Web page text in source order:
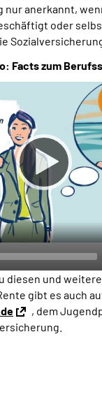
anerkannt,
oder
Facts zum
diesen und
gibt es auch
, dem